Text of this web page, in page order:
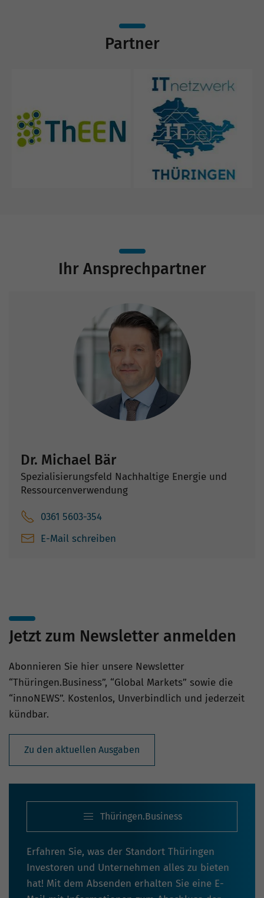
Partner
Ihr Ansprechpartner
Dr. Michael Bär
Spezialisierungsfeld Nachhaltige Energie und
Ressourcenverwendung
0361 5603-354
E-Mail schreiben
Jetzt zum Newsletter anmelden
Abonnieren Sie hier unsere Newsletter
“Thüringen.Business”, “Global Markets” sowie die
“innoNEWS”. Kostenlos, Unverbindlich und jederzeit
kündbar.
Zu den aktuellen Ausgaben
Thüringen.Business
Erfahren Sie, was der Standort Thüringen
Investoren und Unternehmen alles zu bieten
hat! Mit dem Absenden erhalten Sie eine E-